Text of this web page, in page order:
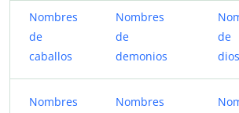
Nombres
de
caballos
Nombres
de
demonios
de
Nombres
Nombres